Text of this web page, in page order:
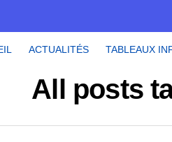
ACTUALITÉS TABLEAUX
All posts